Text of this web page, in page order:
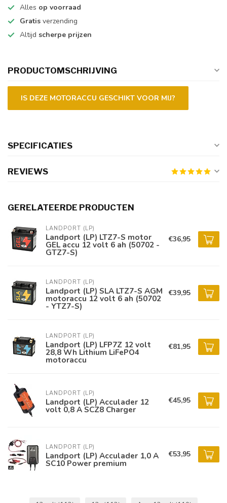
Alles op voorraad
Gratis verzending
Altijd scherpe prijzen
PRODUCTOMSCHRIJVING
IS DEZE MOTORACCU GESCHIKT VOOR MIJ?
SPECIFICATIES
REVIEWS
GERELATEERDE PRODUCTEN
LANDPORT (LP)
Landport (LP) LTZ7-S motor
GEL accu 12 volt 6 ah (50702 -
GTZ7-S)
€36,95
LANDPORT (LP)
Landport (LP) SLA LTZ7-S AGM
motoraccu 12 volt 6 ah (50702
- YTZ7-S)
€39,95
LANDPORT (LP)
Landport (LP) LFP7Z 12 volt
28,8 Wh Lithium LiFePO4
motoraccu
€81,95
LANDPORT (LP)
Landport (LP) Acculader 12
volt 0,8 A SCZ8 Charger
€45,95
LANDPORT (LP)
Landport (LP) Acculader 1,0 A
SC10 Power premium
€53,95